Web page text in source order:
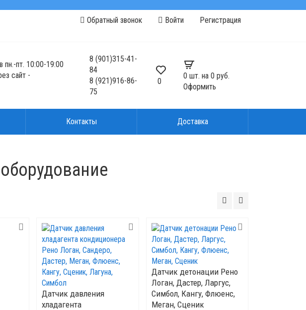
Обратный звонок Войти Регистрация
пн.-пт. 10:00-19:00
сайт -
8(901)315-41-
84
8(921)916-86-
75
0
0 шт. на 0 руб.
Оформить
Контакты Доставка
Датчик давления
хладагента
Датчик детонации Рено
Логан, Дастер, Ларгус,
Симбол, Кангу, Флюенс,
Меган, Сценик